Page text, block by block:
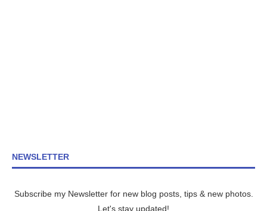
NEWSLETTER
Subscribe my Newsletter for new blog posts, tips & new photos.
Let's stay updated!